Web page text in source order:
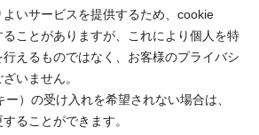
いサービスを提供するため、cookie
ることがありますが、これにより個人を特
えるものではなく、お客様のプライバシ
いません。
）の受け入れを希望されない場合は、
ることができます。